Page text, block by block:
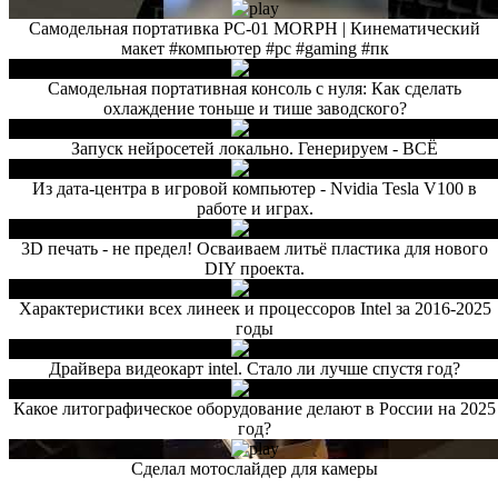
Самодельная портативка PC-01 MORPH | Кинематический
макет #компьютер #pc #gaming #пк
Самодельная портативная консоль с нуля: Как сделать
охлаждение тоньше и тише заводского?
Запуск нейросетей локально. Генерируем - ВСЁ
Из дата-центра в игровой компьютер - Nvidia Tesla V100 в
работе и играх.
3D печать - не предел! Осваиваем литьё пластика для нового
DIY проекта.
Характеристики всех линеек и процессоров Intel за 2016-2025
годы
Драйвера видеокарт intel. Стало ли лучше спустя год?
Какое литографическое оборудование делают в России на 2025
год?
Сделал мотослайдер для камеры